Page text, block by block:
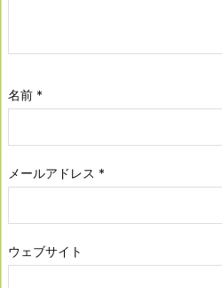
名前 *
メールアドレス *
ウェブサイト